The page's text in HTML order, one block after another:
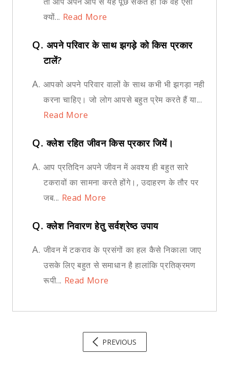
क्यों... Read More
Q. अपने परिवार के साथ झगड़े को किस प्रकार
टालें?
A. आपको अपने परिवार वालों के साथ कभी भी झगड़ा नही
करना चाहिए। जो लोग आपसे बहुत प्रेम करते हैं या...
Read More
Q.क्लेश रहित जीवन किस प्रकार जियें।
A. आप प्रतिदिन अपने जीवन में अवश्य ही बहुत सारे
टकरावों का सामना करते होंगे।, उदाहरण के तौर पर
जब... Read More
Q.क्लेश निवारण हेतु सर्वश्रेष्ठ उपाय
A. जीवन में टकराव के प्रसंगों का हल कैसे निकाला जाए
उसके लिए बहुत से समाधान है हालांकि प्रतिक्रमण
रूपी... Read More
PREVIOUS